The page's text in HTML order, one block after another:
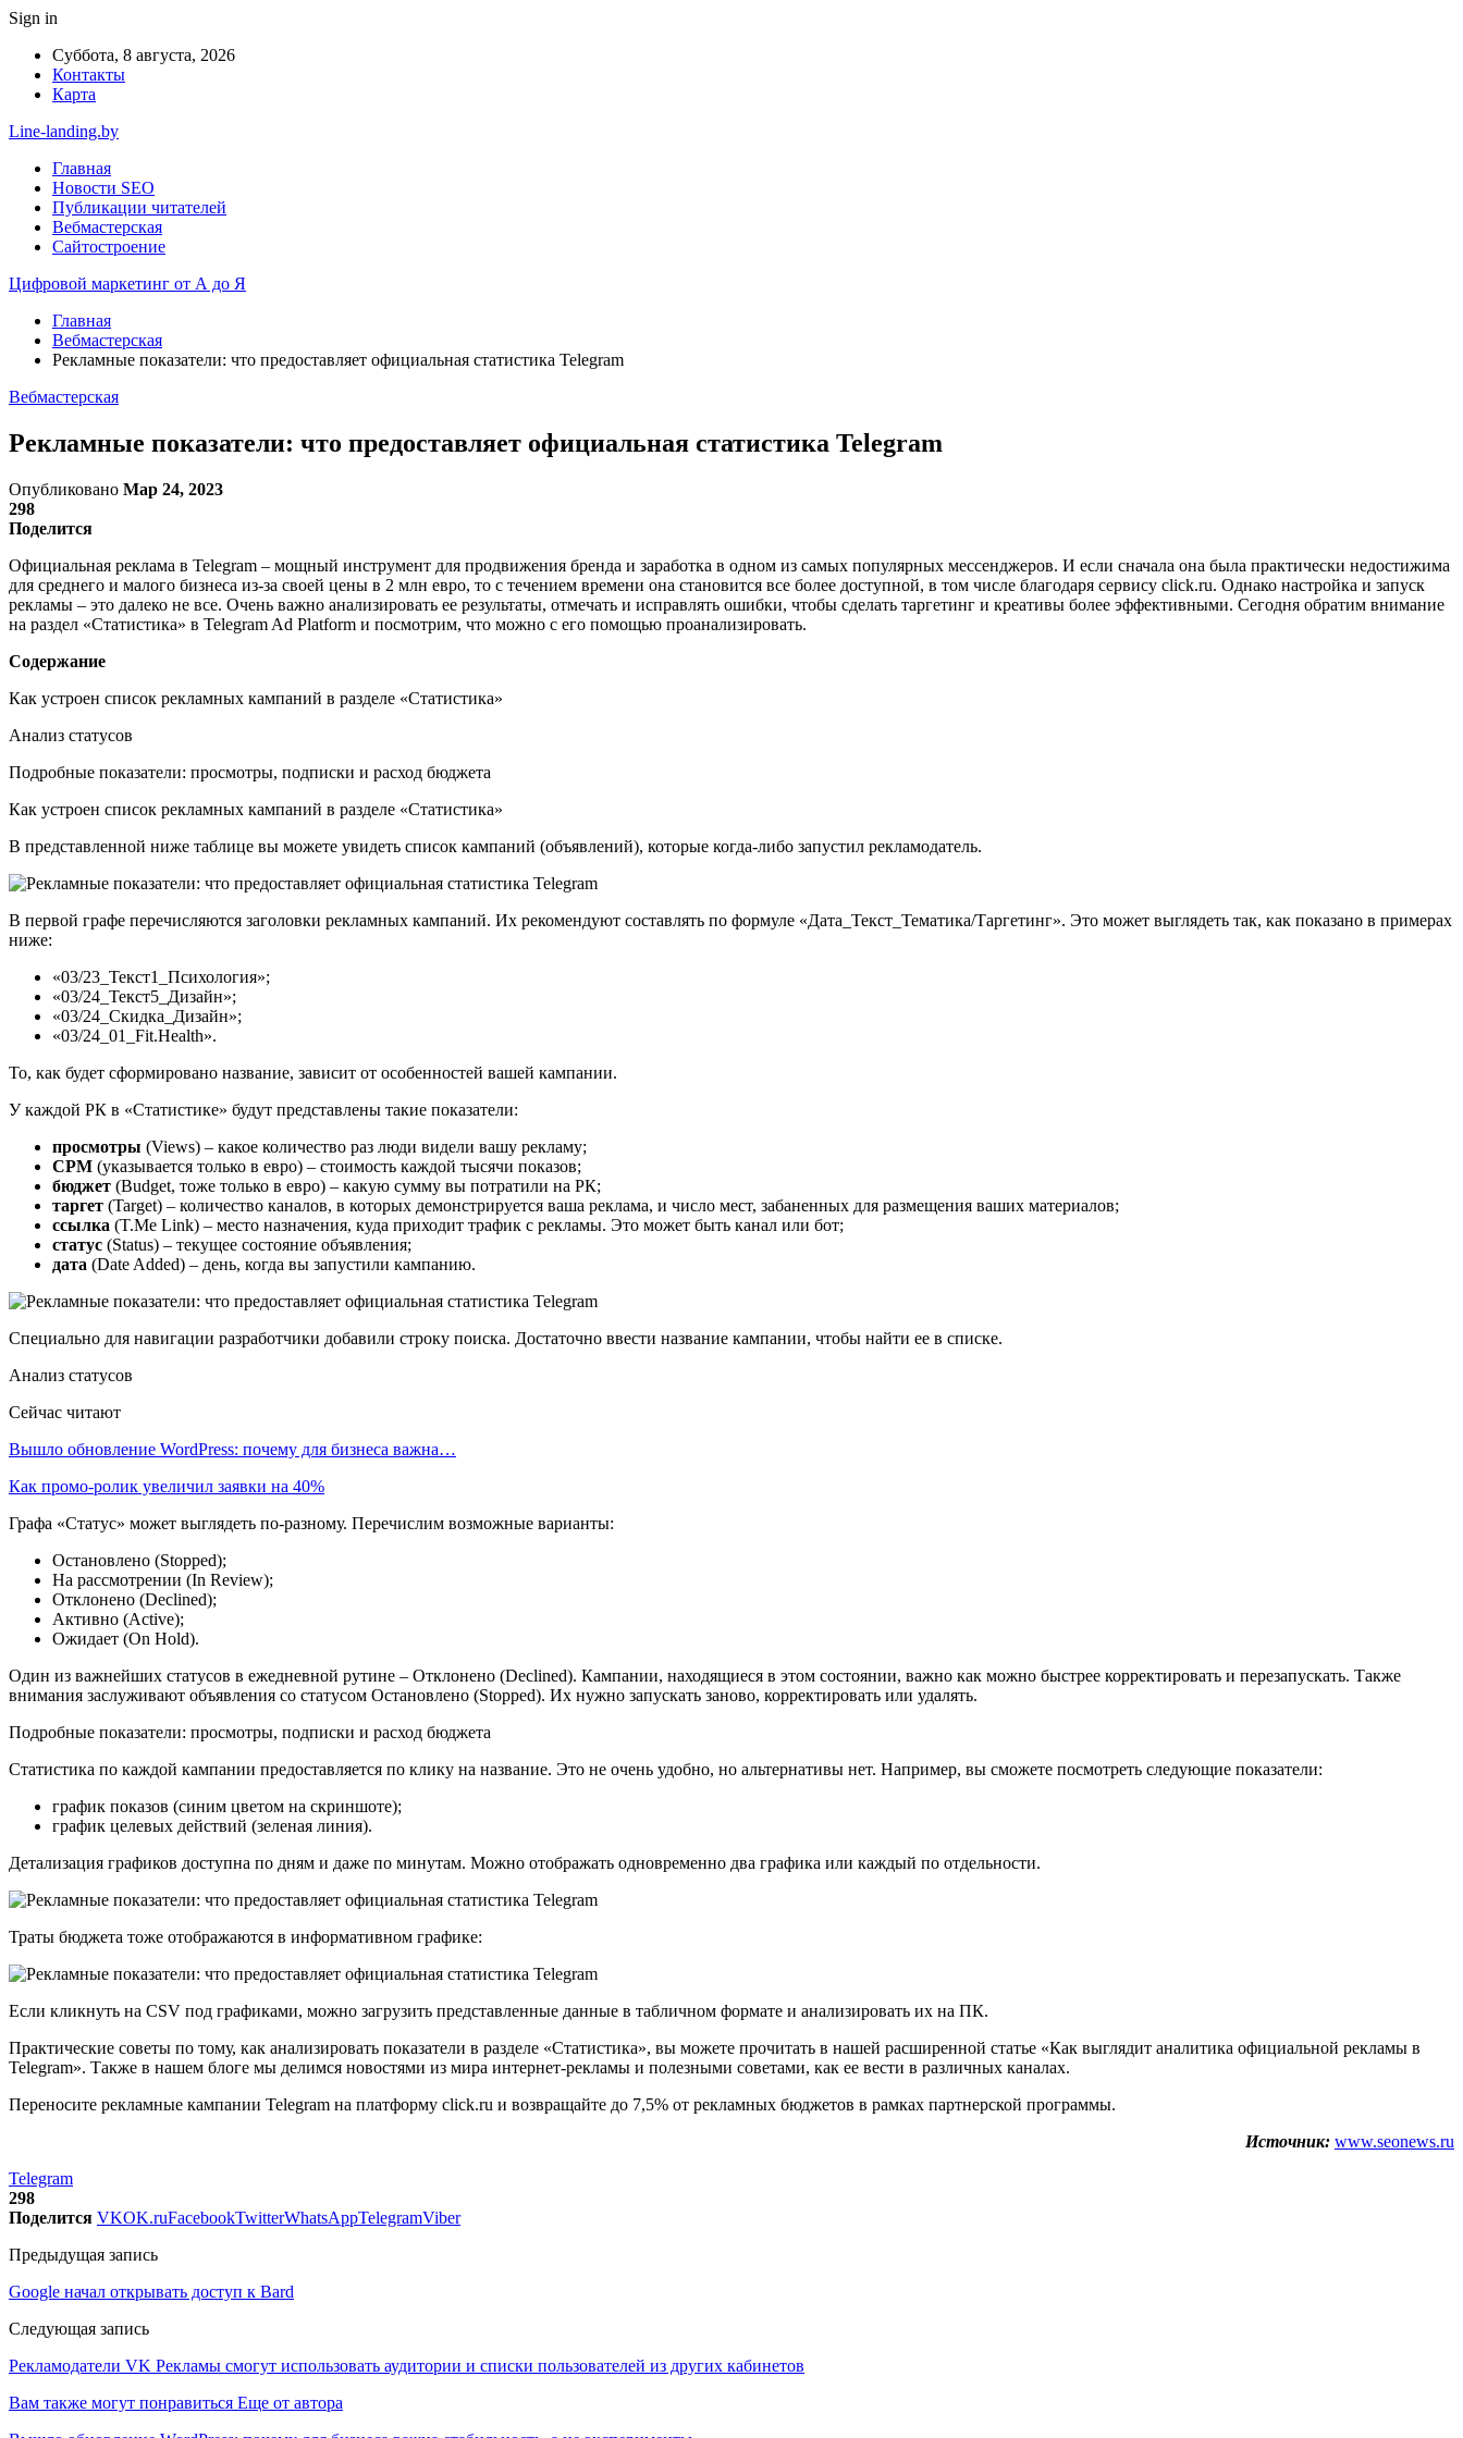
Sign in
Суббота, 8 августа, 2026
Контакты
Карта
Line-landing.by
Главная
Новости SEO
Публикации читателей
Вебмастерская
Сайтостроение
Цифровой маркетинг от А до Я
Главная
Вебмастерская
Рекламные показатели: что предоставляет официальная статистика Telegram
Вебмастерская
Рекламные показатели: что предоставляет официальная статистика Telegram
Опубликовано Мар 24, 2023
298
Поделится
Официальная реклама в Telegram – мощный инструмент для продвижения бренда и заработка в одном из самых популярных мессенджеров. И если сначала она была практически недостижима
для среднего и малого бизнеса из-за своей цены в 2 млн евро, то с течением времени она становится все более доступной, в том числе благодаря сервису click.ru. Однако настройка и запуск
рекламы – это далеко не все. Очень важно анализировать ее результаты, отмечать и исправлять ошибки, чтобы сделать таргетинг и креативы более эффективными. Сегодня обратим внимание
на раздел «Статистика» в Telegram Ad Platform и посмотрим, что можно с его помощью проанализировать.
Содержание
Как устроен список рекламных кампаний в разделе «Статистика»
Анализ статусов
Подробные показатели: просмотры, подписки и расход бюджета
Как устроен список рекламных кампаний в разделе «Статистика»
В представленной ниже таблице вы можете увидеть список кампаний (объявлений), которые когда-либо запустил рекламодатель.
В первой графе перечисляются заголовки рекламных кампаний. Их рекомендуют составлять по формуле «Дата_Текст_Тематика/Таргетинг». Это может выглядеть так, как показано в примерах
ниже:
«03/23_Текст1_Психология»;
«03/24_Текст5_Дизайн»;
«03/24_Скидка_Дизайн»;
«03/24_01_Fit.Health».
То, как будет сформировано название, зависит от особенностей вашей кампании.
У каждой РК в «Статистике» будут представлены такие показатели:
просмотры (Views) – какое количество раз люди видели вашу рекламу;
CPM (указывается только в евро) – стоимость каждой тысячи показов;
бюджет (Budget, тоже только в евро) – какую сумму вы потратили на РК;
таргет (Target) – количество каналов, в которых демонстрируется ваша реклама, и число мест, забаненных для размещения ваших материалов;
ссылка (T.Me Link) – место назначения, куда приходит трафик с рекламы. Это может быть канал или бот;
статус (Status) – текущее состояние объявления;
дата (Date Added) – день, когда вы запустили кампанию.
Специально для навигации разработчики добавили строку поиска. Достаточно ввести название кампании, чтобы найти ее в списке.
Анализ статусов
Сейчас читают
Вышло обновление WordPress: почему для бизнеса важна…
Как промо-ролик увеличил заявки на 40%
Графа «Статус» может выглядеть по-разному. Перечислим возможные варианты:
Остановлено (Stopped);
На рассмотрении (In Review);
Отклонено (Declined);
Активно (Active);
Ожидает (On Hold).
Один из важнейших статусов в ежедневной рутине – Отклонено (Declined). Кампании, находящиеся в этом состоянии, важно как можно быстрее корректировать и перезапускать. Также
внимания заслуживают объявления со статусом Остановлено (Stopped). Их нужно запускать заново, корректировать или удалять.
Подробные показатели: просмотры, подписки и расход бюджета
Статистика по каждой кампании предоставляется по клику на название. Это не очень удобно, но альтернативы нет. Например, вы сможете посмотреть следующие показатели:
график показов (синим цветом на скриншоте);
график целевых действий (зеленая линия).
Детализация графиков доступна по дням и даже по минутам. Можно отображать одновременно два графика или каждый по отдельности.
Траты бюджета тоже отображаются в информативном графике:
Если кликнуть на CSV под графиками, можно загрузить представленные данные в табличном формате и анализировать их на ПК.
Практические советы по тому, как анализировать показатели в разделе «Статистика», вы можете прочитать в нашей расширенной статье «Как выглядит аналитика официальной рекламы в
Telegram». Также в нашем блоге мы делимся новостями из мира интернет-рекламы и полезными советами, как ее вести в различных каналах.
Переносите рекламные кампании Telegram на платформу click.ru и возвращайте до 7,5% от рекламных бюджетов в рамках партнерской программы.
Источник: www.seonews.ru
Telegram
298
Поделится VKOK.ruFacebookTwitterWhatsAppTelegramViber
Предыдущая запись
Google начал открывать доступ к Bard
Следующая запись
Рекламодатели VK Рекламы смогут использовать аудитории и списки пользователей из других кабинетов
Вам также могут понравиться Еще от автора